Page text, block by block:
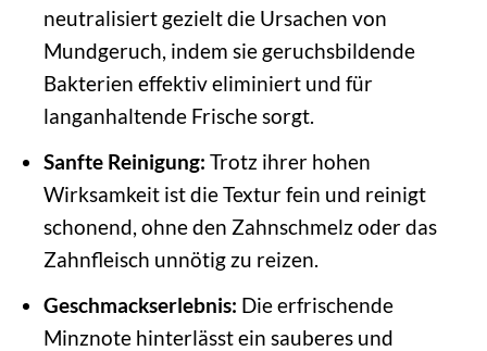
neutralisiert gezielt die Ursachen von
Mundgeruch, indem sie geruchsbildende
Bakterien effektiv eliminiert und für
langanhaltende Frische sorgt.
Sanfte Reinigung: Trotz ihrer hohen
Wirksamkeit ist die Textur fein und reinigt
schonend, ohne den Zahnschmelz oder das
Zahnfleisch unnötig zu reizen.
Geschmackserlebnis: Die erfrischende
Minznote hinterlässt ein sauberes und